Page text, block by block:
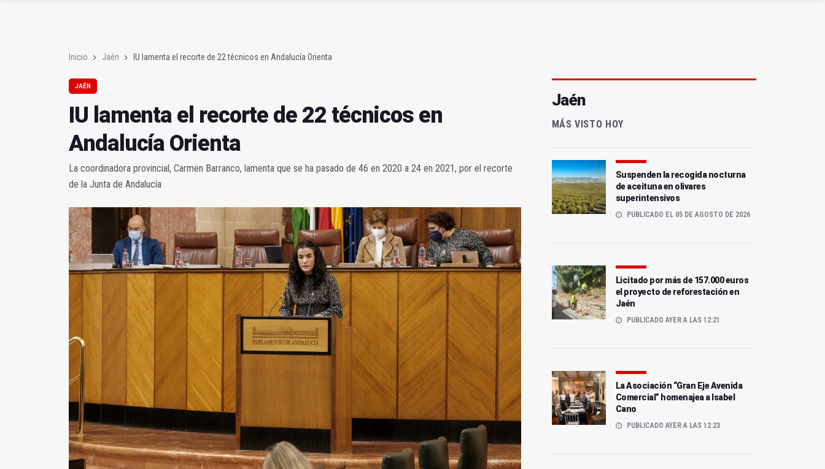
Inicio Jaén IU lamenta el recorte de 22 técnicos en Andalucía Orienta
JAÉN
IU lamenta el recorte de 22 técnicos en
Andalucía Orienta
La coordinadora provincial, Carmen Barranco, lamenta que se ha pasado de 46 en 2020 a 24 en 2021, por el recorte
de la Junta de Andalucía
Jaén
MÁS VISTO HOY
Suspenden la recogida nocturna
de aceituna en olivares
superintensivos
PUBLICADO EL 05 DE AGOSTO DE 2026
Licitado por más de 157.000 euros
el proyecto de reforestación en
Jaén
PUBLICADO AYER A LAS 12:21
La Asociación “Gran Eje Avenida
Comercial” homenajea a Isabel
Cano
PUBLICADO AYER A LAS 12:23